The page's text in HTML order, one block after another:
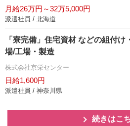
月給26万円～32万5,000円
派遣社員 / 北海道
「寮完備」住宅資材 などの組付
場/工場・製造
株式会社京栄センター
日給1,600円
派遣社員 / 神奈川県
続きはこ